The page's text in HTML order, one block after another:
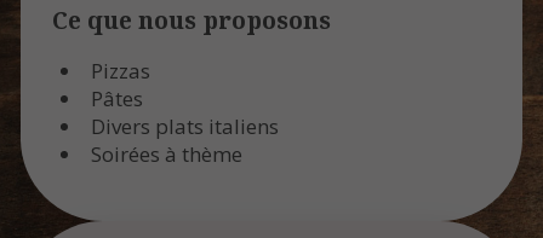
Ce que nous proposons
Pizzas
Pâtes
Divers plats italiens
Soirées à thème